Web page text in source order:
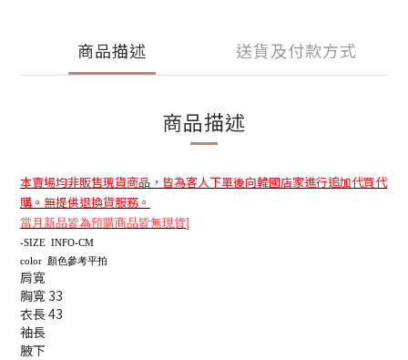
商品描述 送貨及付款方式
商品描述
本賣場均非販售現貨商品，皆為客人下單後向韓國店家進行追加代買代
購。無提供退換貨服務。
當月新品皆為預購商品皆無現貨]
-SIZE INFO-CM
color 顏色參考平拍
肩寬
胸寬 33
衣長 43
袖長
腋下